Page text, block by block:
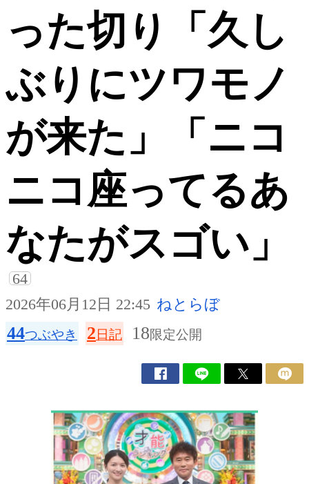
った切り「久し
ぶりにツワモノ
が来た」「ニコ
ニコ座ってるあ
なたがスゴい」
64
2026年06月12日 22:45 ねとらぼ
44つぶやき 2日記 18限定公開